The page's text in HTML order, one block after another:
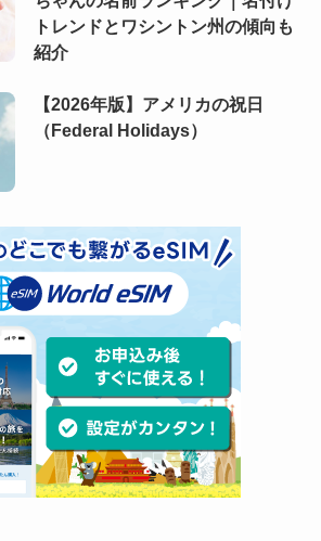
トレンドとワシントン州の傾向も
紹介
【2026年版】アメリカの祝日
（Federal Holidays）